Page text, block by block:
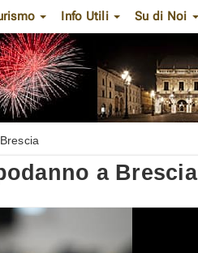
Info Utili Su di Noi
a Brescia